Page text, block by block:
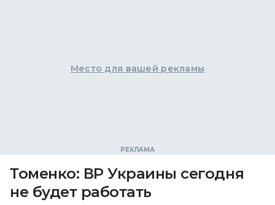
Место для вашей рекламы
Томенко: ВР Украины сегодня
не будет работать